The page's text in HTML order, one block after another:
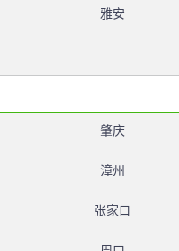
雅安
肇庆
漳州
张家口